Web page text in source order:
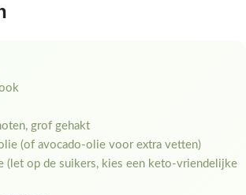
grof gehakt
(of avocado-olie voor extra vetten)
(let op de suikers, kies een keto-vriendelijke